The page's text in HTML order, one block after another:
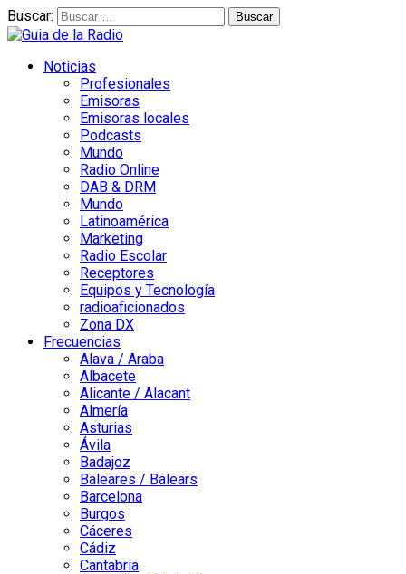
Buscar:
Noticias
Profesionales
Emisoras
Emisoras locales
Podcasts
Mundo
Radio Online
DAB & DRM
Mundo
Latinoamérica
Marketing
Radio Escolar
Receptores
Equipos y Tecnología
radioaficionados
Zona DX
Frecuencias
Alava / Araba
Albacete
Alicante / Alacant
Almería
Asturias
Ávila
Badajoz
Baleares / Balears
Barcelona
Burgos
Cáceres
Cádiz
Cantabria